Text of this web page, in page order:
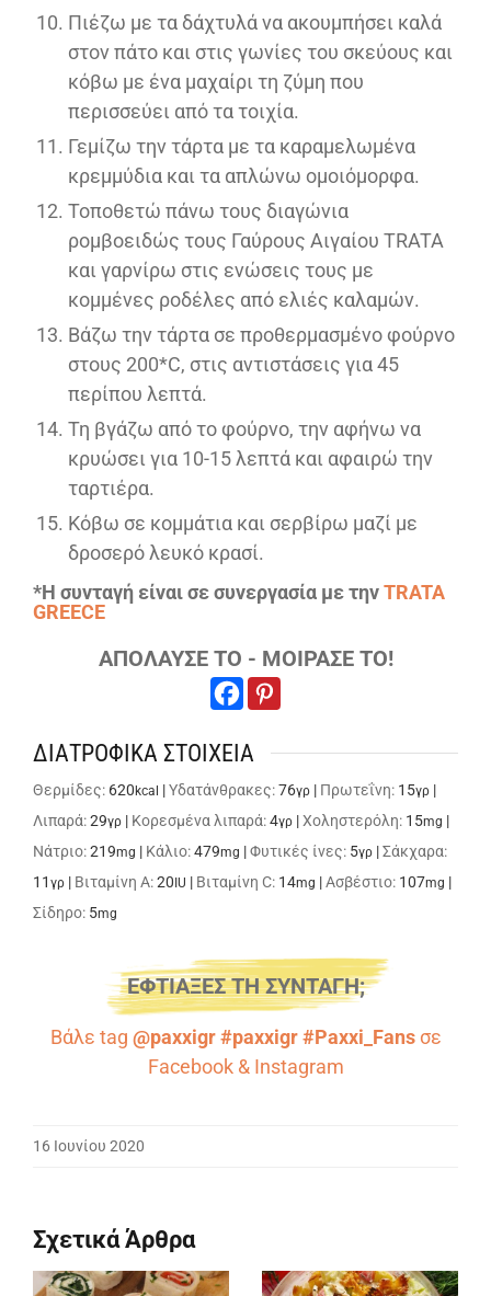
Πιέζω με τα δάχτυλά να ακουμπήσει καλά
στον πάτο και στις γωνίες του σκεύους και
κόβω με ένα μαχαίρι τη ζύμη που
περισσεύει από τα τοιχία.
Γεμίζω την τάρτα με τα καραμελωμένα
κρεμμύδια και τα απλώνω ομοιόμορφα.
Τοποθετώ πάνω τους διαγώνια
ρομβοειδώς τους Γαύρους Αιγαίου TRATA
και γαρνίρω στις ενώσεις τους με
κομμένες ροδέλες από ελιές καλαμών.
Βάζω την τάρτα σε προθερμασμένο φούρνο
στους 200*C, στις αντιστάσεις για 45
περίπου λεπτά.
Τη βγάζω από το φούρνο, την αφήνω να
κρυώσει για 10-15 λεπτά και αφαιρώ την
ταρτιέρα.
Κόβω σε κομμάτια και σερβίρω μαζί με
δροσερό λευκό κρασί.
*Η συνταγή είναι σε συνεργασία με τηνTRATA
GREECE
ΑΠΟΛΑΥΣΕ ΤΟ - ΜΟΙΡΑΣΕ ΤΟ!
ΔΙΑΤΡΟΦΙΚΑ ΣΤΟΙΧΕΙΑ
Θερμίδες: 620 kcal |Υδατάνθρακες:76γρ | Πρωτεΐνη: 15γρ |
Λιπαρά:29γρ | Κορεσμένα λιπαρά:4γρ |Χοληστερόλη: 15mg |
Νάτριο:219mg | Κάλιο:479mg |Φυτικές ίνες: 5γρ |Σάκχαρα:
11 γρ | Βιταμίνη A:20 IU | Βιταμίνη C: 14mg |Ασβέστιο: 107mg |
Σίδηρο: 5mg
ΕΦΤΙΑΞΕΣ ΤΗ ΣΥΝΤΑΓΗ;
Βάλε tag @paxxigr #paxxigr #Paxxi_Fansσε
Facebook& Instagram
16 Ιουνίου 2020
Σχετικά Άρθρα